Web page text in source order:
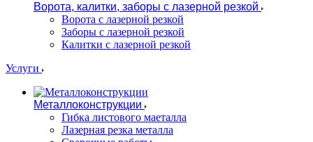
Ворота, калитки, заборы с лазерной резкой
Ворота с лазерной резкой
Заборы с лазерной резкой
Калитки с лазерной резкой
Услуги
Металлоконструкции
Гибка листового маеталла
Лазерная резка металла